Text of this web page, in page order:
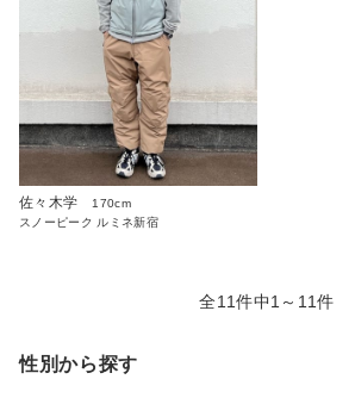
佐々木学
170cm
スノーピーク ルミネ新宿
全11件中1～11件
性別から探す